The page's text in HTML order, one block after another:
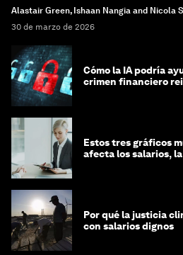
Alastair Green, Ishaan Nangia and Nicola
30 de marzo de 2026
Cómo la IA podría
crimen financiero
Estos tres gráficos
afecta los salarios,
Por qué la justicia
con salarios dignos